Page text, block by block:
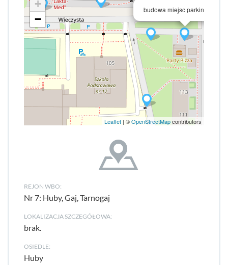
budowa miejsc parkingowych
+
−
Leaflet | ©OpenStreetMapcontributors
REJON WBO:
Nr 7: Huby, Gaj, Tarnogaj
LOKALIZACJA SZCZEGÓŁOWA:
brak.
OSIEDLE:
Huby